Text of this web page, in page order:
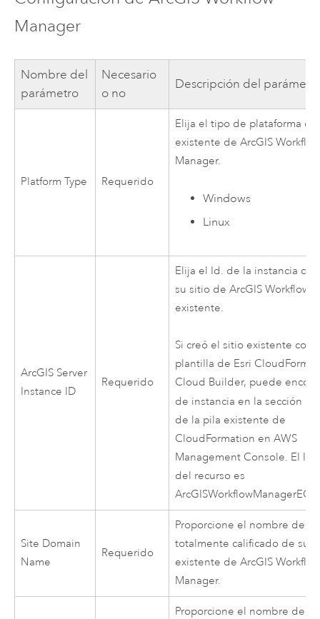
Manager
Nombre del
parámetro
Necesario
o no
Descripción del
Platform Type Requerido
Elija el tipo de plataforma
existente deArcGIS
Manager.
Windows
Linux
ArcGIS Server
Instance ID
Requerido
Elija el Id. de la instancia de
su sitio deArcGIS Workflow
existente.
Si creó el sitio existente con
plantilla de Esri
Cloud Builder, puede
de instancia en la sección
de la pila existente de
CloudFormation enAWS
Management Console. El Id.
del recurso es
Site Domain
Name
Requerido
Proporcione el nombre de
totalmente calificado de su
existente deArcGIS
Manager.
Proporcione el nombre del